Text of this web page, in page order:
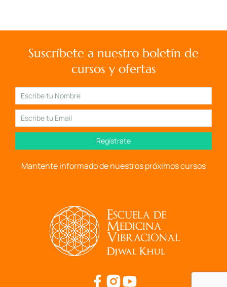
Suscríbete a nuestro boletín de
cursos y ofertas
Regístrate
Mantente informado de nuestros próximos cursos